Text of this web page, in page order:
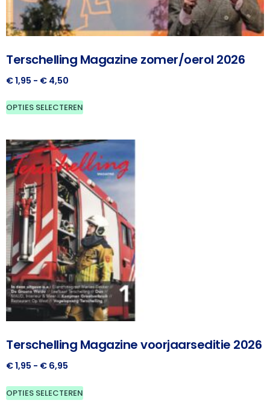
Terschelling Magazine zomer/oerol 2026
€1,95 - € 4,50
OPTIES SELECTEREN
Terschelling Magazine voorjaarseditie 2026
€1,95 - € 6,95
OPTIES SELECTEREN